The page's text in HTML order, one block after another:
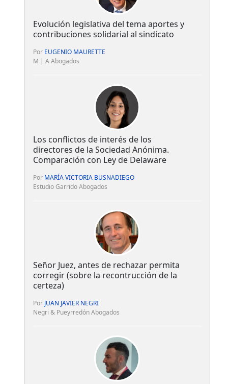
Evolución legislativa del tema aportes y
contribuciones solidarial al sindicato
Por EUGENIO MAURETTE
M | A Abogados
Los conflictos de interés de los
directores de la Sociedad Anónima.
Comparación con Ley de Delaware
Por MARÍA VICTORIA BUSNADIEGO
Estudio Garrido Abogados
Señor Juez, antes de rechazar permita
corregir (sobre la recontrucción de la
certeza)
Por JUAN JAVIER NEGRI
Negri & Pueyrredón Abogados